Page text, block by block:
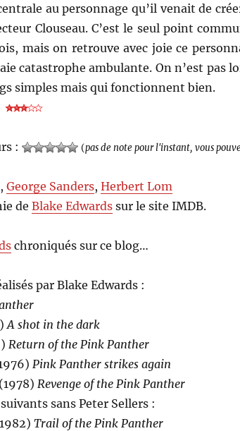
au personnage qu’il venait de
Clouseau. C’est le seul point
mais on retrouve avec joie ce
catastrophe ambulante. On n’est pas
simples mais qui fonctionnent bien.
: (pas de note pour l'instant, vous
,George Sanders,Herbert Lom
deBlake Edwards sur le site IMDB.
chroniqués sur ce blog…
par Blake Edwards :
A shot in the dark
Return of the Pink Panther
Pink Panther strikes again
(1978) Revenge of the Pink Panther
sans Peter Sellers :
Trail of the Pink Panther